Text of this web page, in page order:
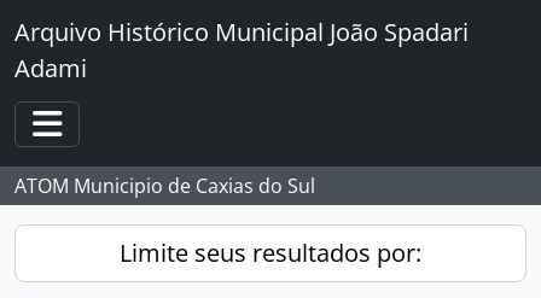
Skip to main content
Arquivo Histórico Municipal João Spadari
Adami
Toggle navigation
ATOM Municipio de Caxias do Sul
Limite seus resultados por: